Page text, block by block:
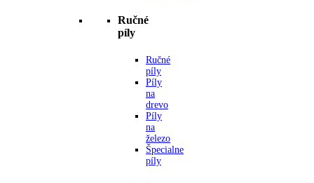
Ručné
píly
Ručné
píly
Píly
na
drevo
Píly
na
železo
Špecialne
píly